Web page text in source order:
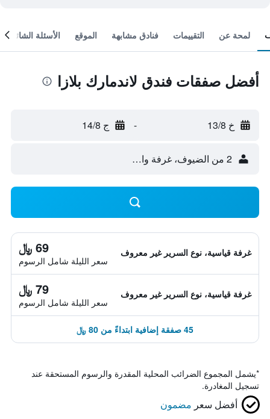
لمحة عن التقييمات فنادق مشابهة الموقع الأسئلة الشائعة
أفضل صفقات فندق لاندمارك بلازا
خ 13/8 - ج 14/8
2 من الضيوف، غرفة واحدة
غرفة قياسية، نوع السرير غير معروف 69 ﷼
سعر الليلة شامل الرسوم
غرفة قياسية، نوع السرير غير معروف 79 ﷼
سعر الليلة شامل الرسوم
45 صفقة إضافية ابتداءً من 80 ﷼
*يشمل المجموع الضرائب المحلية المقدرة والرسوم المستحقة عند
تسجيل المغادرة.
أفضل سعر مضمون